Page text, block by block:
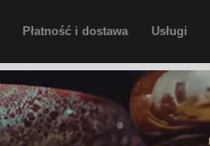
Płatność i dostawa Usługi